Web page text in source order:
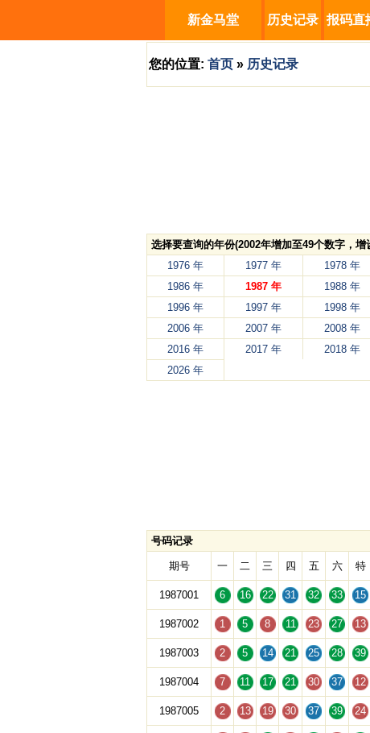
新金马堂 历史记录 报码直
您的位置: 首页 » 历史记录
选择要查询的年份(2002年增加至49个数字，
1976 年
1977 年 1978 年
1986 年
1987 年 1988 年
1996 年
1997 年 1998 年
2006 年
2007 年 2008 年
2016 年
2017 年 2018 年
2026 年
号码记录
期号 一 二 三 四 五 六 特
1987001 6 16 22 31 32 33 15
1987002 1 5 8 11 23 27 13
1987003 2 5 14 21 25 28 39
1987004 7 11 17 21 30 37 12
1987005 2 13 19 30 37 39 24